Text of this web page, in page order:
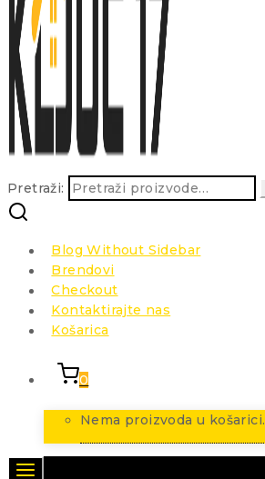
Pretraži:
Blog Without Sidebar
Brendovi
Checkout
Kontaktirajte nas
Košarica
0
Nema proizvoda u košarici.